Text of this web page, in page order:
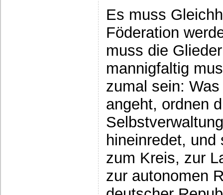
Es muss
Föderation
muss die
mannigfaltig
zumal sein:
angeht, ordnen
hineinredet,
zum Kreis, zur
zur autonomen